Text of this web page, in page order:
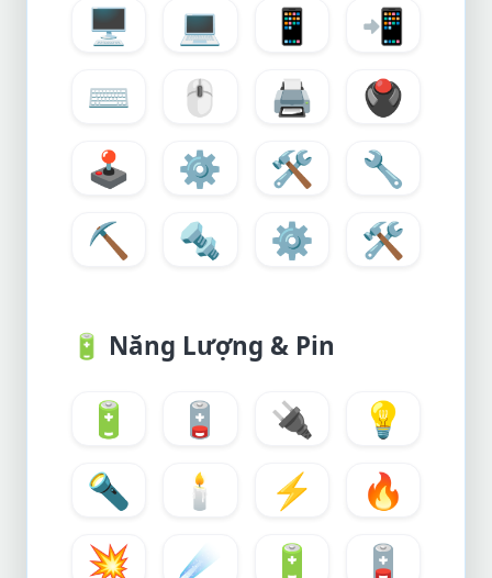
🖥️ 💻 📱
📲
⌨️
🖱️ 🖨️
🖲️
🕹️
⚙️ 🛠️
🔧
⛏️
🔩 ⚙️ 🛠️
🔋 Năng Lượng & Pin
🔋 🪫 🔌
💡
🔦
🕯️ ⚡
🔥
💥
☄️ 🔋
🪫